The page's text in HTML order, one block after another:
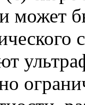
может